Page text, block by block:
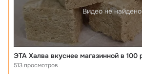
Видео не найдено
513 просмотров